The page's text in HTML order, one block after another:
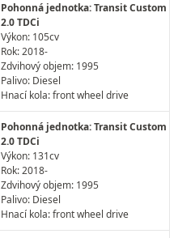
Pohonná jednotka: Transit Custom
2.0 TDCi
Výkon: 105cv
Rok: 2018-
Zdvihový objem: 1995
Palivo: Diesel
Hnací kola: front wheel drive
Pohonná jednotka: Transit Custom
2.0 TDCi
Výkon: 131cv
Rok: 2018-
Zdvihový objem: 1995
Palivo: Diesel
Hnací kola: front wheel drive